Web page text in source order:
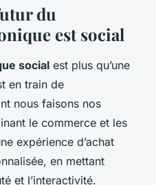
du
est social
social est plus qu’une
en train de
nous faisons nos
le commerce et les
expérience d’achat
en mettant
et l’interactivité.